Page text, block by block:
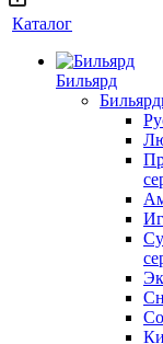
Каталог
Бильярд